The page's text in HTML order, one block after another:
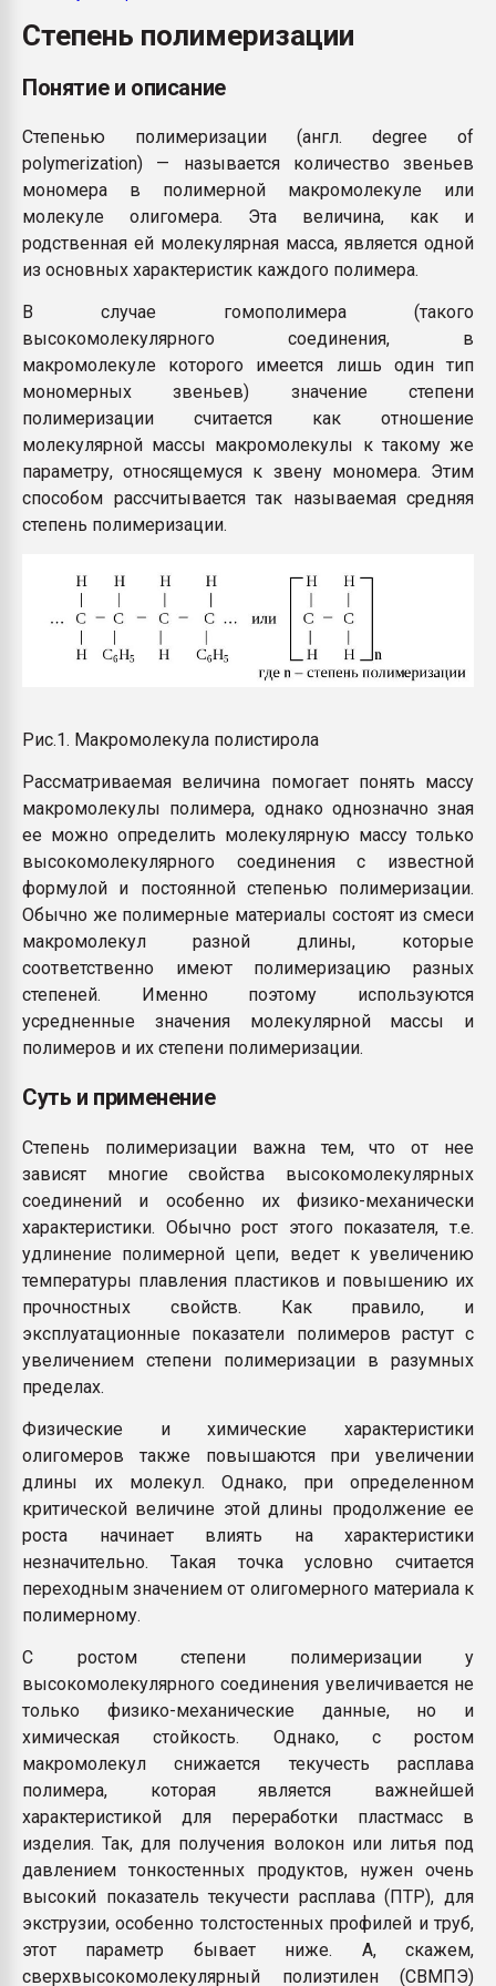
бутылок
Степень полимеризации
Понятие и описание
Степенью полимеризации (англ. degree of
polymerization) — называется количество звеньев
мономера в полимерной макромолекуле или
молекуле олигомера. Эта величина, как и
родственная ей молекулярная масса, является одной
из основных характеристик каждого полимера.
В случае гомополимера (такого
высокомолекулярного соединения, в
макромолекуле которого имеется лишь один тип
мономерных звеньев) значение степени
полимеризации считается как отношение
молекулярной массы макромолекулы к такому же
параметру, относящемуся к звену мономера. Этим
способом рассчитывается так называемая средняя
степень полимеризации.
Рис.1. Макромолекула полистирола
Рассматриваемая величина помогает понять массу
макромолекулы полимера, однако однозначно зная
ее можно определить молекулярную массу только
высокомолекулярного соединения с известной
формулой и постоянной степенью полимеризации.
Обычно же полимерные материалы состоят из смеси
макромолекул разной длины, которые
соответственно имеют полимеризацию разных
степеней. Именно поэтому используются
усредненные значения молекулярной массы и
полимеров и их степени полимеризации.
Суть и применение
Степень полимеризации важна тем, что от нее
зависят многие свойства высокомолекулярных
соединений и особенно их физико-механически
характеристики. Обычно рост этого показателя, т.е.
удлинение полимерной цепи, ведет к увеличению
температуры плавления пластиков и повышению их
прочностных свойств. Как правило, и
эксплуатационные показатели полимеров растут с
увеличением степени полимеризации в разумных
пределах.
Физические и химические характеристики
олигомеров также повышаются при увеличении
длины их молекул. Однако, при определенном
критической величине этой длины продолжение ее
роста начинает влиять на характеристики
незначительно. Такая точка условно считается
переходным значением от олигомерного материала к
полимерному.
С ростом степени полимеризации у
высокомолекулярного соединения увеличивается не
только физико-механические данные, но и
химическая стойкость. Однако, с ростом
макромолекул снижается текучесть расплава
полимера, которая является важнейшей
характеристикой для переработки пластмасс в
изделия. Так, для получения волокон или литья под
давлением тонкостенных продуктов, нужен очень
высокий показатель текучести расплава (ПТР), для
экструзии, особенно толстостенных профилей и труб,
этот параметр бывает ниже. А, скажем,
сверхвысокомолекулярный полиэтилен (СВМПЭ)